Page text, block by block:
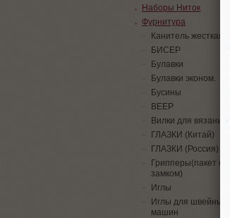
Наборы Ниток
Фурнитура
Канитель жесткая
БИСЕР
Булавки
Булавки эконом.
Бусины
ВЕЕР
Вилки для вязания
ГЛАЗКИ (Китай)
ГЛАЗКИ (Россия)
Грипперы(пакет с
замком)
Иглы
Иглы для швейных
машин